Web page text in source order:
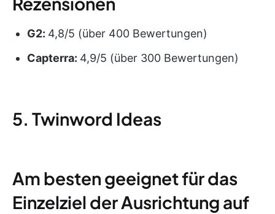
G2: 4,8/5 (über 400 Bewertungen)
Capterra: 4,9/5 (über 300 Bewertungen)
5. Twinword Ideas
Am besten geeignet für das
Einzelziel der Ausrichtung auf